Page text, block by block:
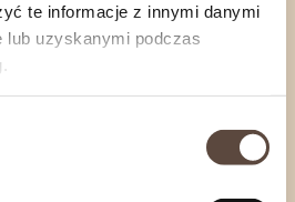
te informacje z innymi danymi
lub uzyskanymi podczas
o produkcie
Rozwiń